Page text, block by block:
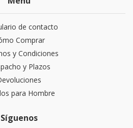
de contacto
Comprar
y Condiciones
y Plazos
para Hombre
Síguenos